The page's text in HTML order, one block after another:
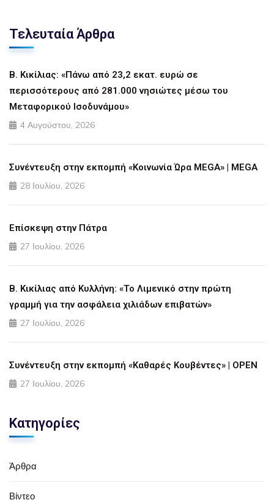
Τελευταία Άρθρα
Β. Κικίλιας: «Πάνω από 23,2 εκατ. ευρώ σε
περισσότερους από 281.000 νησιώτες μέσω του
Μεταφορικού Ισοδυνάμου»
4 Αυγούστου, 2026
Συνέντευξη στην εκπομπή «Κοινωνία Ώρα MEGA» | MEGA
28 Ιουλίου, 2026
Επίσκεψη στην Πάτρα
27 Ιουλίου, 2026
Β. Κικίλιας από Κυλλήνη: «Το Λιμενικό στην πρώτη
γραμμή για την ασφάλεια χιλιάδων επιβατών»
27 Ιουλίου, 2026
Συνέντευξη στην εκπομπή «Καθαρές Κουβέντες» | OPEN
27 Ιουλίου, 2026
Κατηγορίες
Άρθρα
Βίντεο